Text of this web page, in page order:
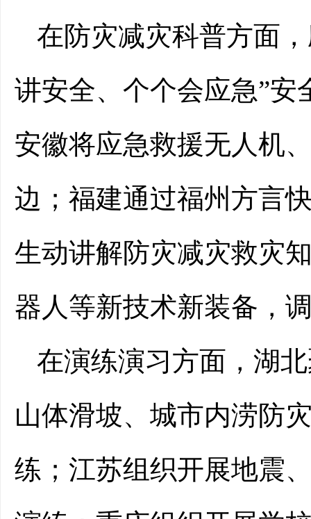
在防灾减灾科普方面
讲安全、个个会应急”
安徽将应急救援无人机
边；福建通过福州方言
生动讲解防灾减灾救灾
器人等新技术新装备，
在演练演习方面，湖
山体滑坡、城市内涝防
练；江苏组织开展地震